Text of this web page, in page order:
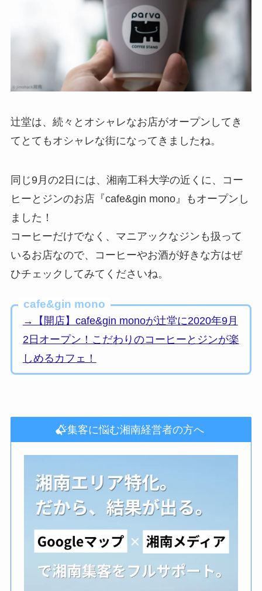
辻堂は、続々とオシャレなお店がオープンしてき
てとてもオシャレな街になってきましたね。
同じ9月の2日には、湘南工科大学の近くに、コー
ヒーとジンのお店『cafe&gin mono』もオープンし
ました！
コーヒーだけでなく、マニアックなジンも扱って
いるお店なので、コーヒーやお酒が好きな方はぜ
ひチェックしてみてくださいね。
cafe&gin mono
→【開店】cafe&gin monoが辻堂に2020年9月
2日オープン！こだわりのコーヒーとジンが楽
しめるカフェ！
集客に悩む湘南経営者の方へ